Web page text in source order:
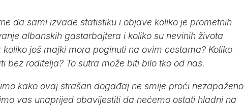
da sami izvade statistiku i objave koliko je prometnih
albanskih gastarbajtera i koliko su nevinih života
još majki mora poginuti na ovim cestama? Koliko
bez roditelja? To sutra može biti bilo tko od nas.
kako ovaj strašan događaj ne smije proći nezapaženo
vas unaprijed obavijestiti da nećemo ostati hladni na